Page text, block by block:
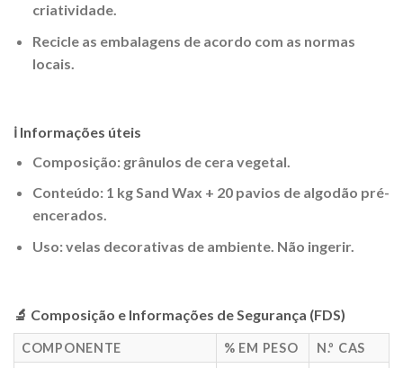
criatividade.
Recicle as embalagens de acordo com as normas
locais.
ℹ️ Informações úteis
Composição: grânulos de cera vegetal.
Conteúdo: 1 kg Sand Wax + 20 pavios de algodão pré-
encerados.
Uso: velas decorativas de ambiente. Não ingerir.
🔬 Composição e Informações de Segurança (FDS)
COMPONENTE % EM PESO
N.º CAS